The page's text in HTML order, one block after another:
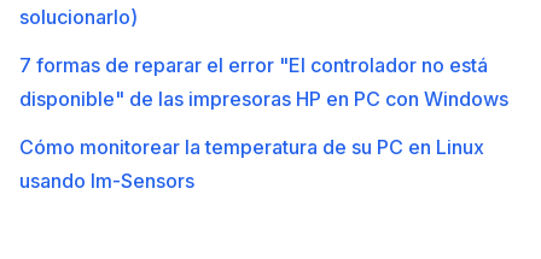
solucionarlo)
7 formas de reparar el error "El controlador no está
disponible" de las impresoras HP en PC con Windows
Cómo monitorear la temperatura de su PC en Linux
usando lm-Sensors